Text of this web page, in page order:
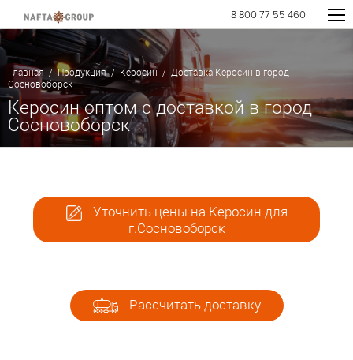
8 800 77 55 460
Главная /Продукция/ Керосин / Доставка Керосин в город
Сосновоборск
Керосин оптом с доставкой в город
Сосновоборск
Уточнить цены на Керосин для
г.Сосновоборск
Рассчитать доставку